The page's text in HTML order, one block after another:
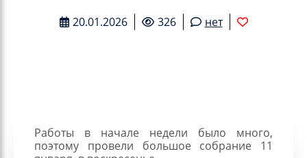
20.01.2026 326 нет
Работы в начале недели было много,
поэтому провели большое собрание 11